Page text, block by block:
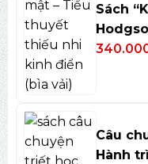
Sách
Câu
Hành